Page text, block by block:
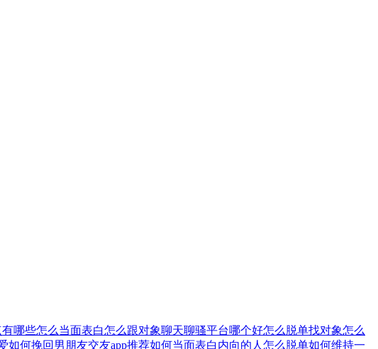
哪些怎么当面表白怎么跟对象聊天聊骚平台哪个好怎么脱单找对象怎么
如何挽回男朋友交友app推荐如何当面表白内向的人怎么脱单如何维持一